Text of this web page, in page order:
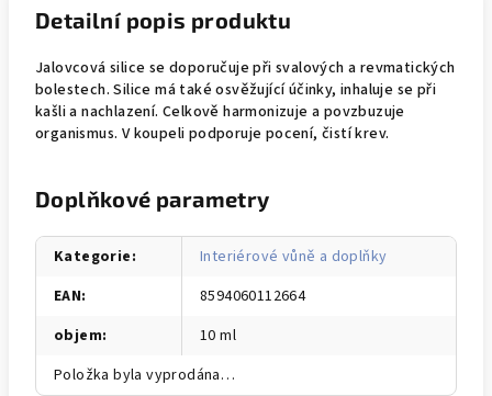
Detailní popis produktu
Jalovcová silice se doporučuje při svalových a revmatických
bolestech. Silice má také osvěžující účinky, inhaluje se při
kašli a nachlazení. Celkově harmonizuje a povzbuzuje
organismus. V koupeli podporuje pocení, čistí krev.
Doplňkové parametry
Kategorie:
Interiérové vůně a doplňky
EAN:
8594060112664
objem:
10 ml
Položka byla vyprodána…